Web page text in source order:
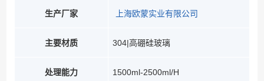
生产厂家
主要材质
处理能力
上海欧蒙实业有限公司
304|高硼硅玻璃
1500ml-2500ml/H